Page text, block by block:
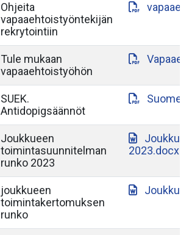
Ohjeita
vapaaehtoistyöntekijän
rekrytointiin
Tule mukaan
vapaaehtoistyöhön
SUEK.
Antidopigsäännöt
Joukkueen
toimintasuunnitelman
runko 2023
2023.docx
joukkueen
toimintakertomuksen
runko